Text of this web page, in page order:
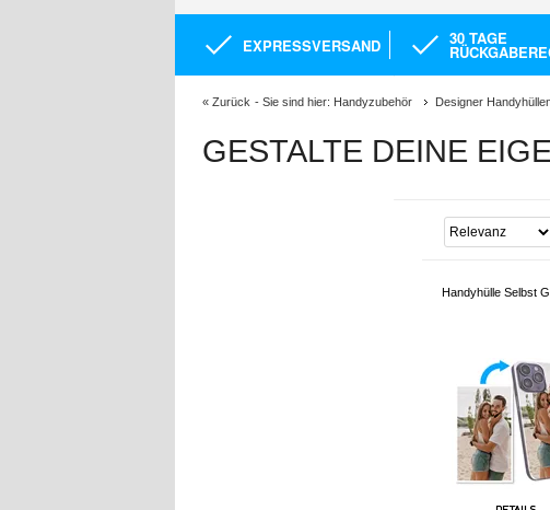
EXPRESSVERSAND 30 TAGE
« Zurück - Sie sind hier: Handyzubehör Designer
GESTALTE DEINE
Handyhülle Selbst